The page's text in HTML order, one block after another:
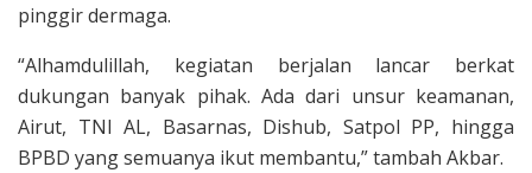
pinggir dermaga.
“Alhamdulillah, kegiatan berjalan lancar berkat
dukungan banyak pihak. Ada dari unsur keamanan,
Airut, TNI AL, Basarnas, Dishub, Satpol PP, hingga
BPBD yang semuanya ikut membantu,” tambah Akbar.